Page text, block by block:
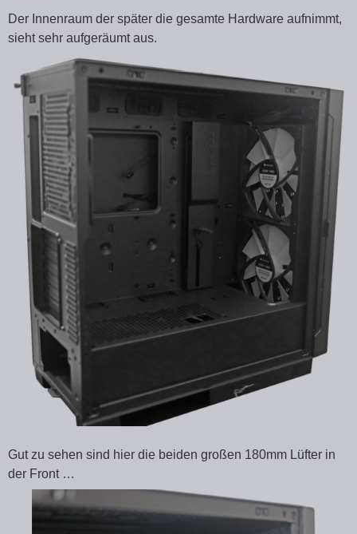
Der Innenraum der später die gesamte Hardware aufnimmt,
sieht sehr aufgeräumt aus.
Gut zu sehen sind hier die beiden großen 180mm Lüfter in
der Front …